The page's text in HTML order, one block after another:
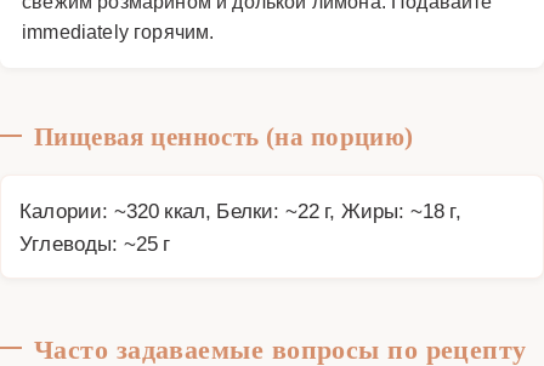
immediately горячим.
Пищевая ценность (на порцию)
Калории: ~320 ккал, Белки: ~22 г, Жиры: ~18 г,
Углеводы: ~25 г
Часто задаваемые вопросы по рецепту